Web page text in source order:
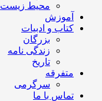
محیط زیست
آموزش
کتاب و ادبیات
بزرگان
زندگی نامه
تاریخ
متفرقه
سرگرمی
تماس با ما